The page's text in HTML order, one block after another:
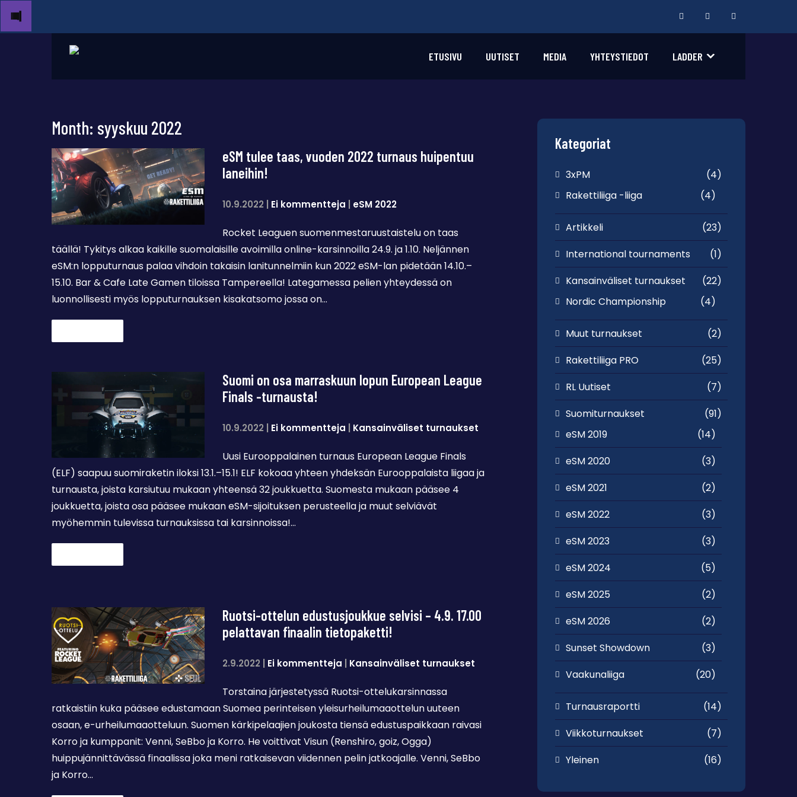
ETUSIVU UUTISET MEDIA YHTEYSTIEDOT LADDER
Month: syyskuu 2022
eSM tulee taas, vuoden 2022 turnaus huipentuu
laneihin!
10.9.2022 Ei kommentteja eSM 2022
Rocket Leaguen suomenmestaruustaistelu on taas
täällä! Tykitys alkaa kaikille suomalaisille avoimilla online-karsinnoilla 24.9. ja 1.10. Neljännen
eSM:n lopputurnaus palaa vihdoin takaisin lanitunnelmiin kun 2022 eSM-lan pidetään 14.10.–
15.10. Bar & Cafe Late Gamen tiloissa Tampereella! Lategamessa pelien yhteydessä on
luonnollisesti myös lopputurnauksen kisakatsomo jossa on…
Suomi on osa marraskuun lopun European League
Finals -turnausta!
10.9.2022 Ei kommentteja Kansainväliset turnaukset
Uusi Eurooppalainen turnaus European League Finals
(ELF) saapuu suomiraketin iloksi 13.1.–15.1! ELF kokoaa yhteen yhdeksän Eurooppalaista liigaa ja
turnausta, joista karsiutuu mukaan yhteensä 32 joukkuetta. Suomesta mukaan pääsee 4
joukkuetta, joista osa pääsee mukaan eSM-sijoituksen perusteella ja muut selviävät
myöhemmin tulevissa turnauksissa tai karsinnoissa!…
Ruotsi-ottelun edustusjoukkue selvisi – 4.9. 17.00
pelattavan finaalin tietopaketti!
2.9.2022 Ei kommentteja Kansainväliset turnaukset
Torstaina järjestetyssä Ruotsi-ottelukarsinnassa
ratkaistiin kuka pääsee edustamaan Suomea perinteisen yleisurheilumaaottelun uuteen
osaan, e-urheilumaaotteluun. Suomen kärkipelaajien joukosta tiensä edustuspaikkaan raivasi
Korro ja kumppanit: Venni, SeBbo ja Korro. He voittivat Visun (Renshiro, goiz, Ogga)
huippujännittävässä finaalissa joka meni ratkaisevan viidennen pelin jatkoajalle. Venni, SeBbo
ja Korro…
Kategoriat
3xPM
(4)
Rakettiliiga -liiga
(4)
Artikkeli
(23)
International tournaments
(1)
Kansainväliset turnaukset
(22)
Nordic Championship
(4)
Muut turnaukset
(2)
Rakettiliiga PRO
(25)
RL Uutiset
(7)
Suomiturnaukset
(91)
eSM 2019
(14)
eSM 2020
(3)
eSM 2021
(2)
eSM 2022
(3)
eSM 2023
(3)
eSM 2024
(5)
eSM 2025
(2)
eSM 2026
(2)
Sunset Showdown
(3)
Vaakunaliiga
(20)
Turnausraportti
(14)
Viikkoturnaukset
(7)
Yleinen
(16)